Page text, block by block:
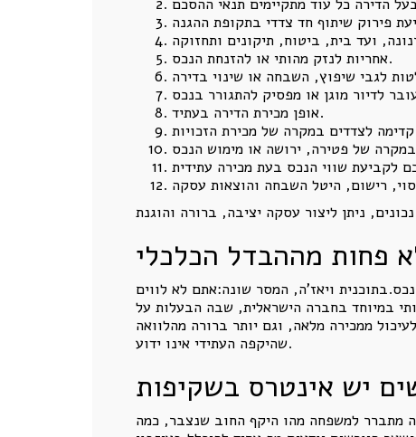
אחריות לנזק מהותי או להזנחת הנכס.
אופן מכירת הדירה בעתיד.
פחות מההבדל הכלכלי
ויאז'ה, המסר שונה:אתם לא לווים
במיוחד בחברה הישראלית, שבה הבעלות על
ממכירה מלאה, וגם יותר ברורה מהלוואה
שהיקפה העתידי אינו ידוע.
יש אינטרס בשקיפות
מתברר למשפחה מהו היקף החוב שנצבר, כמה